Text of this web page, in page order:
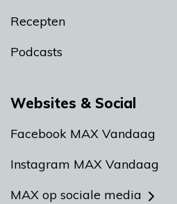
Recepten
Podcasts
Websites & Social
Facebook MAX Vandaag
Instagram MAX Vandaag
MAX op sociale media